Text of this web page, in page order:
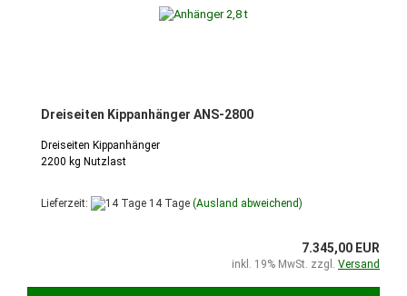
Dreiseiten Kippanhänger ANS-2800
Dreiseiten Kippanhänger
2200 kg Nutzlast
Lieferzeit: 14 Tage (Ausland abweichend)
7.345,00 EUR
inkl. 19% MwSt. zzgl. Versand